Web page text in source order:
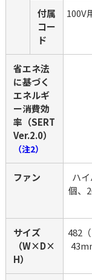
付属
コー
ド
100V
省エネ法
に基づく
エネルギ
ー消費効
率（SERT
Ver.2.0）
（注2）
ファン
ハ
個、
サイズ
（W×D×
H）
482